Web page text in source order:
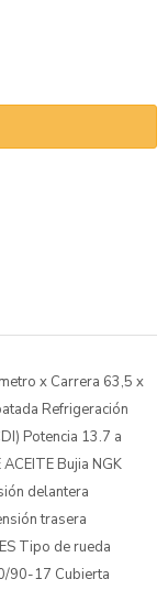
x Carrera 63,5 x
Refrigeración
Potencia 13.7 a
Bujia NGK
delantera
trasera
Tipo de rueda
90-17 Cubierta